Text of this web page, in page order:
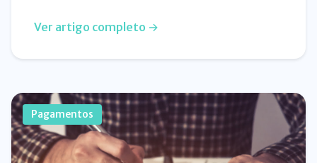
Ver artigo completo →
Pagamentos